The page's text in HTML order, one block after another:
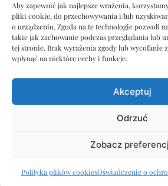
Aby zapewnić jak najlepsze wrażenia,
pliki cookie, do przechowywania i/lub
o urządzeniu. Zgoda na te technologie pozwoli
takie jak zachowanie podczas przeglądania lub
tej stronie. Brak wyrażenia zgody lub wycofanie
wpłynąć na niektóre cechy i funkcje.
Akceptuj
Odrzuć
Zobacz
Polityka plików cookiesOświadczenie o
Płatność i dostawa
Reklamacje i zwroty
Dokumenty
Oświadczenie o ochronie
Wyłączenie odpowiedzialności
© 2026 VegeZone.